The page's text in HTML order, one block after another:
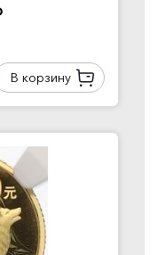
В корзину